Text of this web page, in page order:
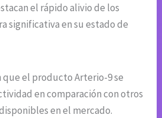
el rápido alivio de los
significativa en su estado de
que el producto Arterio-9 se
en comparación con otros
en el mercado.